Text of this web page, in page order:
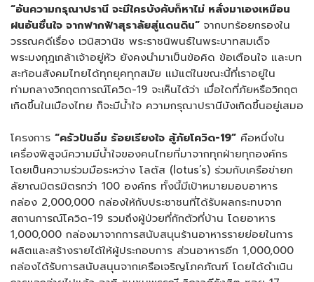
“อันความกรุณาปรานี จะมีใครบังคับก็หาไม่ หลั่งมาเองเหมือน
ฝนอันชื่นใจ จากฟากฟ้าสุราลัยสู่แดนดิน” จากบทร้อยกรองใน
วรรณคดีเรื่อง เวนิสวานิช พระราชนิพนธ์ในพระบาทสมเด็จ
พระมงกุฎเกล้าเจ้าอยู่หัว ยังคงนำมาเป็นข้อคิด ข้อเตือนใจ และบท
สะท้อนสังคมไทยได้ทุกยุคทุกสมัย แม้แต่ในขณะนี้ที่เราอยู่ใน
ท่ามกลางวิกฤตการณ์โควิด-19 จะเห็นได้ว่า เมื่อใดที่ภัยหรือวิกฤต
เกิดขึ้นในเมืองไทย ก็จะมีน้ำใจ ความกรุณาปรานีบังเกิดขึ้นอยู่เสมอ
โครงการ “ครัวปันอิ่ม ร้อยเรียงใจ สู้ภัยโควิด-19” คือหนึ่งใน
เครื่องพิสูจน์ความมีน้ำใจของคนไทยที่มาจากทุกฝ่ายทุกองค์กร
โดยเป็นความร่วมมือระหว่าง โลตัส (lotus’s) ร่วมกับเครือข่ายก
ลัยาณมิตรมิตรกว่า 100 องค์กร ทั้งนี้มีเป้าหมายมอบอาหาร
กล่อง 2,000,000 กล่องให้กับประชาชนที่ได้รับผลกระทบจาก
สถานการณ์โควิด-19 รวมถึงผู้ป่วยที่กักตัวที่บ้าน โดยอาหาร
1,000,000 กล่องมาจากการสนับสนุนร้านอาหารรายย่อยในการ
ผลิตและสร้างรายได้ให้ผู้ประกอบการ ส่วนอาหารอีก 1,000,000
กล่องได้รับการสนับสนุนจากเครือเจริญโภคภัณฑ์ โดยได้ดำเนิน